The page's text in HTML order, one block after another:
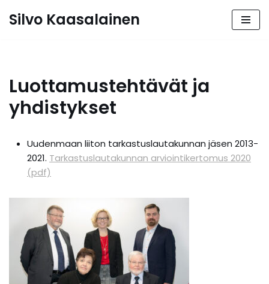
Silvo Kaasalainen
Luottamustehtävät ja
yhdistykset
Uudenmaan liiton tarkastuslautakunnan jäsen 2013-
2021. Tarkastuslautakunnan arviointikertomus 2020
(pdf)